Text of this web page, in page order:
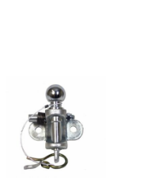
480,37€